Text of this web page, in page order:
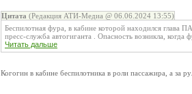
Цитата (Редакция АТИ-Медиа @ 06.06.2024 13:55)
Беспилотная фура, в кабине которой находился
пресс-служба автогиганта . Опасность возникла,
Читать дальше
Когогин в кабине беспилотника в роли пассажира, а за